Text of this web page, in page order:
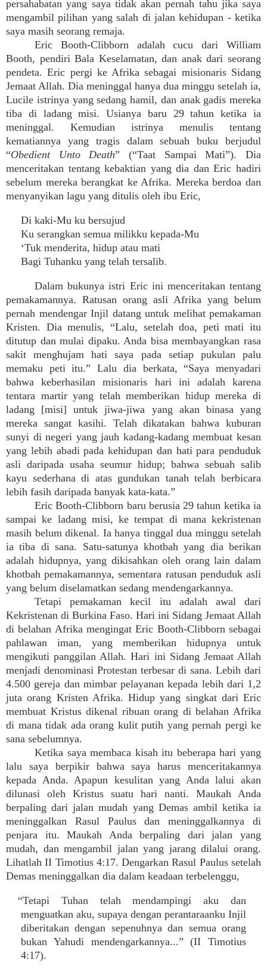
persahabatan yang saya tidak akan pernah tahu jika saya
mengambil pilihan yang salah di jalan kehidupan - ketika
saya masih seorang remaja.
Eric Booth-Clibborn adalah cucu dari William
Booth, pendiri Bala Keselamatan, dan anak dari seorang
pendeta. Eric pergi ke Afrika sebagai misionaris Sidang
Jemaat Allah. Dia meninggal hanya dua minggu setelah ia,
Lucile istrinya yang sedang hamil, dan anak gadis mereka
tiba di ladang misi. Usianya baru 29 tahun ketika ia
meninggal. Kemudian istrinya menulis tentang
kematiannya yang tragis dalam sebuah buku berjudul
“Obedient Unto Death” (“Taat Sampai Mati”). Dia
menceritakan tentang kebaktian yang dia dan Eric hadiri
sebelum mereka berangkat ke Afrika. Mereka berdoa dan
menyanyikan lagu yang ditulis oleh ibu Eric,
Di kaki-Mu ku bersujud
Ku serangkan semua milikku kepada-Mu
‘Tuk menderita, hidup atau mati
Bagi Tuhanku yang telah tersalib.
Dalam bukunya istri Eric ini menceritakan tentang
pemakamannya. Ratusan orang asli Afrika yang belum
pernah mendengar Injil datang untuk melihat pemakaman
Kristen. Dia menulis, “Lalu, setelah doa, peti mati itu
ditutup dan mulai dipaku. Anda bisa membayangkan rasa
sakit menghujam hati saya pada setiap pukulan palu
memaku peti itu.” Lalu dia berkata, “Saya menyadari
bahwa keberhasilan misionaris hari ini adalah karena
tentara martir yang telah memberikan hidup mereka di
ladang [misi] untuk jiwa-jiwa yang akan binasa yang
mereka sangat kasihi. Telah dikatakan bahwa kuburan
sunyi di negeri yang jauh kadang-kadang membuat kesan
yang lebih abadi pada kehidupan dan hati para penduduk
asli daripada usaha seumur hidup; bahwa sebuah salib
kayu sederhana di atas gundukan tanah telah berbicara
lebih fasih daripada banyak kata-kata.”
Eric Booth-Clibborn baru berusia 29 tahun ketika ia
sampai ke ladang misi, ke tempat di mana kekristenan
masih belum dikenal. Ia hanya tinggal dua minggu setelah
ia tiba di sana. Satu-satunya khotbah yang dia berikan
adalah hidupnya, yang dikisahkan oleh orang lain dalam
khotbah pemakamannya, sementara ratusan penduduk asli
yang belum diselamatkan sedang mendengarkannya.
Tetapi pemakaman kecil itu adalah awal dari
Kekristenan di Burkina Faso. Hari ini Sidang Jemaat Allah
di belahan Afrika mengingat Eric Booth-Clibborn sebagai
pahlawan iman, yang memberikan hidupnya untuk
mengikuti panggilan Allah. Hari ini Sidang Jemaat Allah
menjadi denominasi Protestan terbesar di sana. Lebih dari
4.500 gereja dan mimbar pelayanan kepada lebih dari 1,2
juta orang Kristen Afrika. Hidup yang singkat dari Eric
membuat Kristus dikenal ribuan orang di belahan Afrika
di mana tidak ada orang kulit putih yang pernah pergi ke
sana sebelumnya.
Ketika saya membaca kisah itu beberapa hari yang
lalu saya berpikir bahwa saya harus menceritakannya
kepada Anda. Apapun kesulitan yang Anda lalui akan
dilunasi oleh Kristus suatu hari nanti. Maukah Anda
berpaling dari jalan mudah yang Demas ambil ketika ia
meninggalkan Rasul Paulus dan meninggalkannya di
penjara itu. Maukah Anda berpaling dari jalan yang
mudah, dan mengambil jalan yang jarang dilalui orang.
Lihatlah II Timotius 4:17. Dengarkan Rasul Paulus setelah
Demas meninggalkan dia dalam keadaan terbelenggu,
“Tetapi Tuhan telah mendampingi aku dan
menguatkan aku, supaya dengan perantaraanku Injil
diberitakan dengan sepenuhnya dan semua orang
bukan Yahudi mendengarkannya...” (II Timotius
4:17).